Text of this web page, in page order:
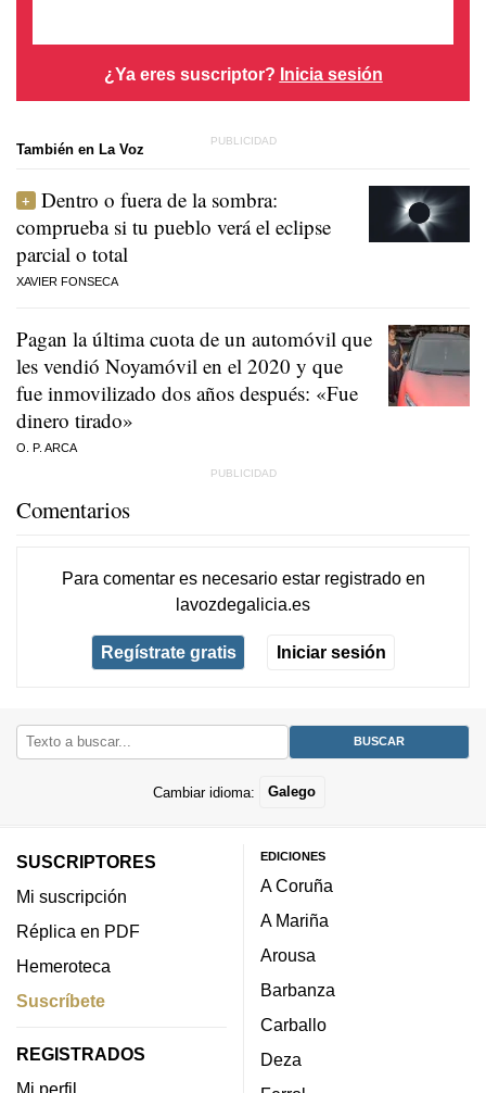
¿Ya eres suscriptor? Inicia sesión
También en La Voz
Dentro o fuera de la sombra:
comprueba si tu pueblo verá el eclipse
parcial o total
XAVIER FONSECA
Pagan la última cuota de un automóvil que
les vendió Noyamóvil en el 2020 y que
fue inmovilizado dos años después: «Fue
dinero tirado»
O. P. ARCA
Comentarios
Para comentar es necesario estar registradoen
lavozdegalicia.es
Regístrate gratis Iniciar sesión
Cambiar idioma: Galego
SUSCRIPTORES
Mi suscripción
Réplica en PDF
Hemeroteca
Suscríbete
REGISTRADOS
Mi perfil
EDICIONES
A Coruña
A Mariña
Arousa
Barbanza
Carballo
Deza